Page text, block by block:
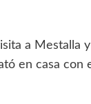
a Mestalla
en casa con